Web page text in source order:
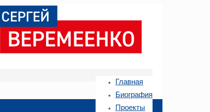
Главная
Биография
Проекты